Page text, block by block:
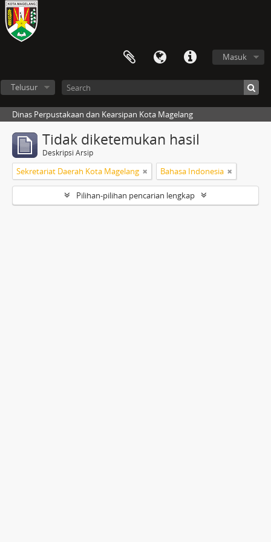
Masuk
Telusur
Dinas Perpustakaan dan Kearsipan Kota Magelang
Tidak diketemukan hasil
Deskripsi Arsip
Sekretariat Daerah Kota Magelang Bahasa Indonesia
Pilihan-pilihan pencarian lengkap